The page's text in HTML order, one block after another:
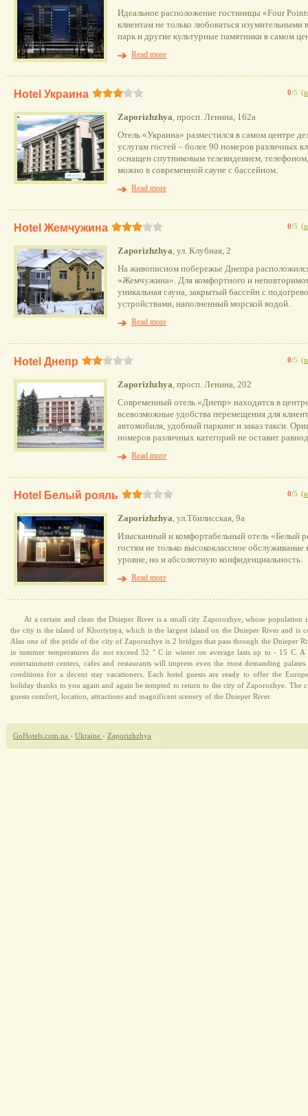
Идеальное расположение гостиницы «Four
клиентам не только любоваться
парк и другие культурные памятники в самом
Read more
0/5 (
Hotel Украина
Zaporizhzhya, просп. Ленина, 162а
Отель «Украина» разместился в самом центре
услугам гостей – более 90 номеров различных
оснащен спутниковым телевидением,
можно в современной сауне с бассейном.
Read more
0/5 (
Hotel Жемчужина
Zaporizhzhya, ул. Клубная, 2
На живописном побережье Днепра
«Жемчужина». Для комфортного и
уникальная сауна, закрытый бассейн с
устройствами, наполненный морской водой.
Read more
0/5 (
Hotel Днепр
Zaporizhzhya, просп. Ленина, 202
Современный отель «Днепр» находится в
всевозможные удобства перемещения для
автомобиля, удобный паркинг и заказ такси.
номеров различных категорий не оставит
Read more
0/5 (
Hotel Белый рояль
Zaporizhzhya, ул.Тбилисская, 9а
Изысканный и комфортабельный отель «Белый
гостям не только высококлассное обслуживание
уровне, но и абсолютную конфиденциальность.
Read more
At a certain and clean the Dnieper River is a small city Zaporozhye, whose population
the city is the island of Khortytsya, which is the largest island on the Dnieper River and is
Also one of the pride of the city of Zaporozhye is 2 bridges that pass through the Dnieper
in summer temperatures do not exceed 32 ° C in winter on average lasts up to - 15 C. A
entertainment centers, cafes and restaurants will impress even the most demanding
conditions for a decent stay vacationers. Each hotel guests are ready to offer the
holiday thanks to you again and again be tempted to return to the city of Zaporozhye. The
guests comfort, location, attractions and magnificent scenery of the Dnieper River.
GoHotels.com.ua › Ukraine › Zaporizhzhya